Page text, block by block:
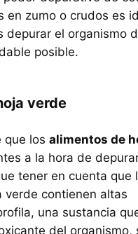
en zumo o crudos es
depurar el organismo
posible.
verde
que los alimentos de
a la hora de
tener en cuenta que
verde contienen altas
una sustancia
del organismo,